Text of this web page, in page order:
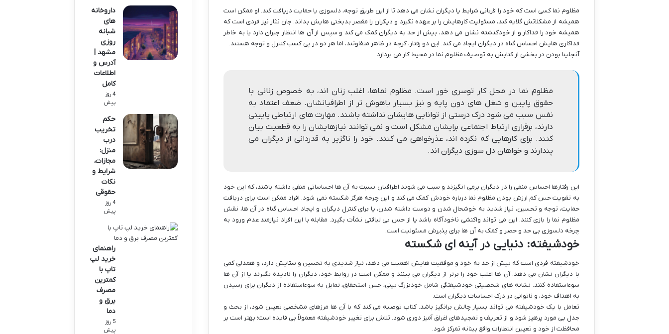
مظلوم نما کسی است که خود را قربانی شرایط یا دیگران نشان می دهد تا از این طریق توجه، دلسوزی یا حمایت دریافت کند. او ممکن است
همیشه از مشکلاتش گلایه کند، مسئولیت کارهایش را بر عهده نگیرد و دیگران را مقصر بدبختی هایش بداند. جان نثار نیز فردی است که
همیشه خود را فداکار و از خودگذشته نشان می دهد، بیش از حد به دیگران کمک می کند و سپس از آن ها انتظار جبران دارد یا به خاطر
فداکاری هایش احساس گناه در دیگران ایجاد می کند. این دو رفتار، گرچه در ظاهر متفاوتند، اما هر دو در پی کسب کنترل و توجه هستند.
آنجلینا بودن در بخشی از کتابش به توصیف مظلوم نما در محیط کار می پردازد:
مظلوم نما در محل کار توسری خور است. مظلوم نماها، اغلب زنان اند، به خصوص زنانی با
حقوق پایین و شغل های دون پایه و نیز بسیار باهوش تر از اطرافیانشان. ضعف اعتماد به
نفس سبب می شود درک درستی از توانایی هایشان نداشته باشند. مهارت های ارتباطی پایینی
دارند، برقراری ارتباط اجتماعی برایشان مشکل است و نمی توانند نیازهایشان را به قطعیت بیان
کنند. برای کارهایی که نکرده اند، عذرخواهی می کنند. خود را ناگزیر به قدردانی از دیگران می
پندارند و خواهان دل سوزی دیگران اند.
این رفتارها احساس منفی را در دیگران برمی انگیزند و سبب می شوند اطرافیان نسبت به آن ها احساساتی منفی داشته باشند، که این خود
به تقویت حس کم ارزش بودن مظلوم نما درباره خودش کمک می کند و این چرخه هرگز شکسته نمی شود. افراد ممکن است برای دریافت
حمایت، توجه و تحسین، نیاز شدید به خوشحال شدن و دوست داشته شدن، یا برای کنترل دیگران و ایجاد احساس گناه در آن ها، نقش
مظلوم نما را بازی کنند. این می تواند واکنشی ناخودآگاه باشد یا از حس بی لیاقتی نشأت بگیرد. مقابله با این افراد نیازمند عدم ورود به
چرخه دلسوزی بی حد و حصر و کمک به آن ها برای پذیرش مسئولیت است.
خودشیفته: دنیایی در آینه ای شکسته
خودشیفته فردی است که بیش از حد به خود و موفقیت هایش اهمیت می دهد، نیاز شدیدی به تحسین و ستایش دارد، و همدلی کمی
با دیگران نشان می دهد. آن ها اغلب خود را برتر از دیگران می بینند و ممکن است در روابط خود، دیگران را نادیده بگیرند یا از آن ها
سوءاستفاده کنند. نشانه های شخصیتی خودشیفتگی شامل خودبزرگ بینی، حس استحقاق، تمایل به سوءاستفاده از دیگران برای رسیدن
به اهداف خود، و ناتوانی در درک احساسات دیگران است.
تعامل با یک خودشیفته می تواند بسیار چالش برانگیز باشد. کتاب توصیه می کند که با آن ها مرزهای مشخصی تعیین شود، از بحث و
جدل بی مورد پرهیز شود و از تعریف و تمجیدهای اغراق آمیز دوری شود. تلاش برای تغییر خودشیفته معمولاً بی فایده است؛ بهتر است بر
محافظت از خود و تعیین انتظارات واقع بینانه تمرکز شود.
داروخانه
های
شبانه
روزی
مشهد |
آدرس و
اطلاعات
کامل
4 روز
پیش
حکم
تخریب
درب
منزل:
مجازات،
شرایط و
نکات
حقوقی
4 روز
پیش
راهنمای
خرید لپ
تاپ با
کمترین
مصرف
برق و
دما
5 روز
پیش